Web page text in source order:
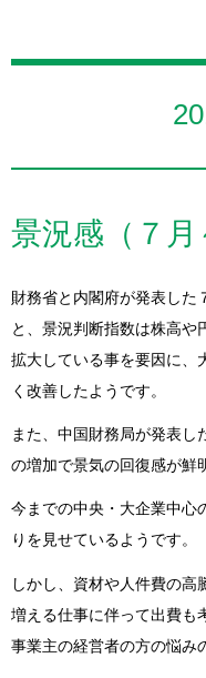
景況感（７月
財務省と内閣府が発表した
と、景況判断指数は株高や
拡大している事を要因に、
く改善したようです。
また、中国財務局が発表
の増加で景気の回復感が鮮
今までの中央・大企業中心
りを見せているようです。
しかし、資材や人件費の高
増える仕事に伴って出費も
事業主の経営者の方の悩み